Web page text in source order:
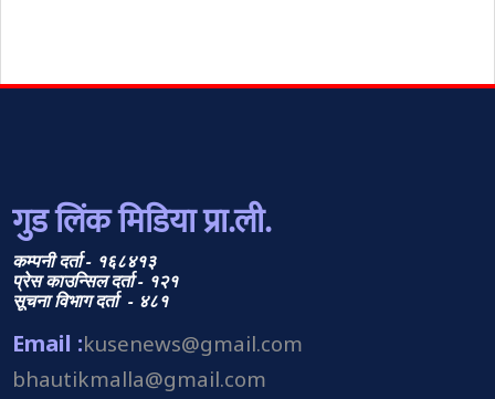
गुड लिंक मिडिया प्रा.ली.
कम्पनी दर्ता - १६८४१३
प्रेस काउन्सिल दर्ता - १२१
सूचना विभाग दर्ता - ४८१
Email :kusenews@gmail.com
bhautikmalla@gmail.com